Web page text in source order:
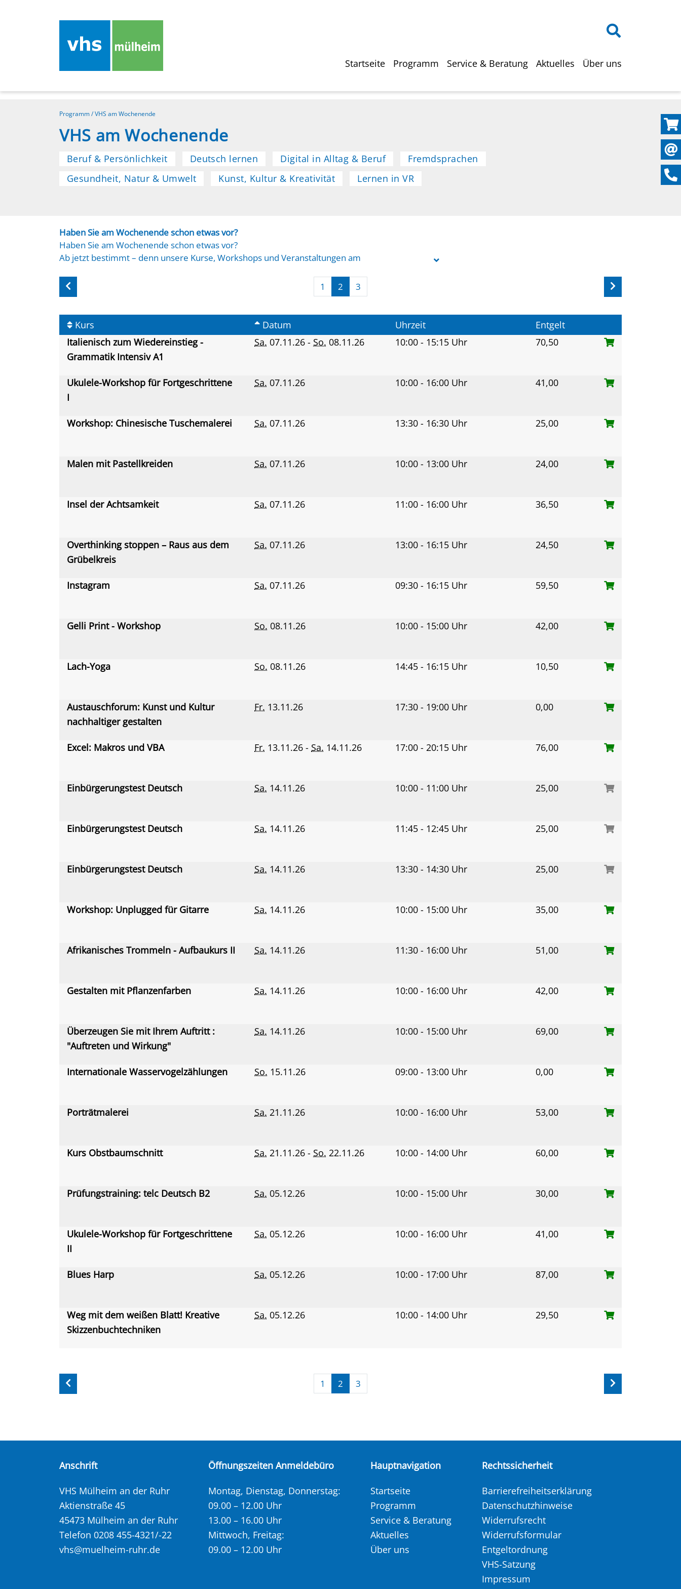
Hauptnavigation
Startseite Programm Service & Beratung Aktuelles Über uns
Programm/VHS am Wochenende
VHS am Wochenende
Beruf & Persönlichkeit Deutsch lernen Digital in Alltag & Beruf
Fremdsprachen
Gesundheit, Natur & Umwelt
Kunst, Kultur & Kreativität Lernen in VR
Haben Sie am Wochenende schon etwas vor?
Haben Sie am Wochenende schon etwas vor?
Ab jetzt bestimmt – denn unsere Kurse, Workshops und Veranstaltungen am
Trommeln, Maltechniken oder kulturelle Ausflüge: Unser Programm ist so
vielseitig wie Ihre Interessen.
1 2 3
Kurs Datum Uhrzeit
Entgelt
Italienisch zum Wiedereinstieg -
Grammatik Intensiv A1
Sa. 07.11.26 - So. 08.11.26 10:00 - 15:15 Uhr 70,50
Ukulele-Workshop für Fortgeschrittene
I
Sa. 07.11.26 10:00 - 16:00 Uhr 41,00
Workshop: Chinesische Tuschemalerei Sa. 07.11.26 13:30 - 16:30 Uhr 25,00
Malen mit Pastellkreiden Sa. 07.11.26 10:00 - 13:00 Uhr 24,00
Insel der Achtsamkeit Sa. 07.11.26 11:00 - 16:00 Uhr 36,50
Overthinking stoppen – Raus aus dem
Grübelkreis
Sa. 07.11.26 13:00 - 16:15 Uhr 24,50
Instagram Sa. 07.11.26 09:30 - 16:15 Uhr 59,50
Gelli Print - Workshop So. 08.11.26 10:00 - 15:00 Uhr 42,00
Lach-Yoga So. 08.11.26 14:45 - 16:15 Uhr 10,50
Austauschforum: Kunst und Kultur
nachhaltiger gestalten
Fr. 13.11.26 17:30 - 19:00 Uhr 0,00
Excel: Makros und VBA Fr. 13.11.26 - Sa. 14.11.26 17:00 - 20:15 Uhr 76,00
Einbürgerungstest Deutsch Sa. 14.11.26 10:00 - 11:00 Uhr 25,00
Einbürgerungstest Deutsch Sa. 14.11.26 11:45 - 12:45 Uhr 25,00
Einbürgerungstest Deutsch Sa. 14.11.26 13:30 - 14:30 Uhr 25,00
Workshop: Unplugged für Gitarre Sa. 14.11.26 10:00 - 15:00 Uhr 35,00
Afrikanisches Trommeln - Aufbaukurs II Sa. 14.11.26 11:30 - 16:00 Uhr 51,00
Gestalten mit Pflanzenfarben Sa. 14.11.26 10:00 - 16:00 Uhr 42,00
Überzeugen Sie mit Ihrem Auftritt :
"Auftreten und Wirkung"
Sa. 14.11.26 10:00 - 15:00 Uhr 69,00
Internationale Wasservogelzählungen So. 15.11.26 09:00 - 13:00 Uhr 0,00
Porträtmalerei Sa. 21.11.26 10:00 - 16:00 Uhr 53,00
Kurs Obstbaumschnitt Sa. 21.11.26 - So. 22.11.26 10:00 - 14:00 Uhr 60,00
Prüfungstraining: telc Deutsch B2 Sa. 05.12.26 10:00 - 15:00 Uhr 30,00
Ukulele-Workshop für Fortgeschrittene
II
Sa. 05.12.26 10:00 - 16:00 Uhr 41,00
Blues Harp Sa. 05.12.26 10:00 - 17:00 Uhr 87,00
Weg mit dem weißen Blatt! Kreative
Skizzenbuchtechniken
Sa. 05.12.26 10:00 - 14:00 Uhr 29,50
1 2 3
Anschrift
VHS Mülheim an der Ruhr
Aktienstraße 45
45473 Mülheim an der Ruhr
Telefon 0208 455-4321/-22
vhs@muelheim-ruhr.de
Öffnungszeiten Anmeldebüro
Montag, Dienstag, Donnerstag:
09.00 – 12.00 Uhr
13.00 – 16.00 Uhr
Mittwoch, Freitag:
09.00 – 12.00 Uhr
Hauptnavigation
Startseite
Programm
Service & Beratung
Aktuelles
Über uns
Rechtssicherheit
Barrierefreiheitserklärung
Datenschutzhinweise
Widerrufsrecht
Widerrufsformular
Entgeltordnung
VHS-Satzung
Impressum